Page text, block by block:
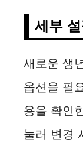
세부
새로운 생
옵션을 필
용을 확인
눌러 변경